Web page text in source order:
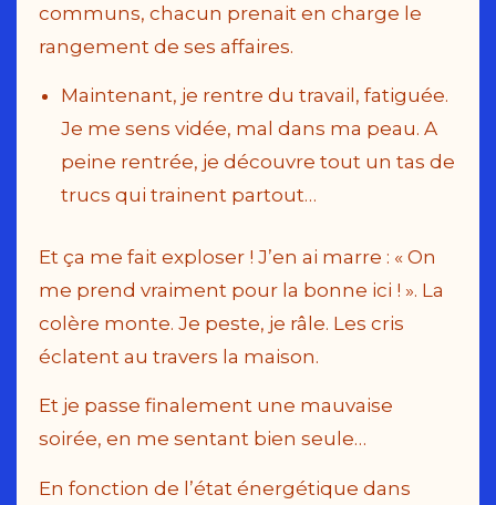
communs, chacun prenait en charge le
rangement de ses affaires.
Maintenant, je rentre du travail, fatiguée.
Je me sens vidée, mal dans ma peau. A
peine rentrée, je découvre tout un tas de
trucs qui trainent partout…
Et ça me fait exploser ! J’en ai marre : « On
me prend vraiment pour la bonne ici ! ». La
colère monte. Je peste, je râle. Les cris
éclatent au travers la maison.
Et je passe finalement une mauvaise
soirée, en me sentant bien seule…
En fonction de l’état énergétique dans